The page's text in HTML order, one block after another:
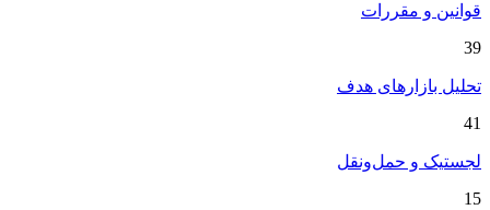
قوانین و مقررات
39
تحلیل بازارهای هدف
41
لجستیک و حمل‌ونقل
15